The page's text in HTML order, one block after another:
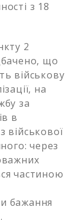
з 18
2
що
військову
на
за
в
військової
через
частиною
бажання